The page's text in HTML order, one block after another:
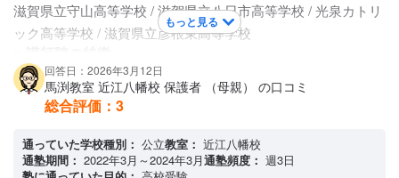
滋賀県立守山高等学校 / 滋賀県立八日市高等学校 / 光泉カトリ
ック高等学校 / 滋賀県立彦根東高等学校
あまり厳しくなく、志望校に向けてのV模試などの結果が悪く
ても怒られることがなかったと思います。保護者がもう少し
厳しく怒って下さいとお願いしてもあまり聞いてもらえずと
にかく本人任せと言う感じなのだと思いますが少しもの足り
ない感じでした。
もっと見る
回答日：2026年3月12日
馬渕教室 近江八幡校 保護者 （母親） の口コミ
総合評価： 3
通っていた学校種別： 公立教室： 近江八幡校
通塾期間： 2022年3月～2024年3月通塾頻度： 週3日